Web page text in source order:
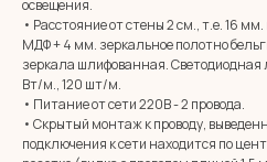
освещения.
• Расстояние от стены 2 см., т.е. 16
МДФ + 4 мм. зеркальное полотно
зеркала шлифованная.
Вт/м., 120 шт/м.
• Питание от сети 220В - 2 провода.
• Скрытый монтаж к проводу,
подключения к сети находится по